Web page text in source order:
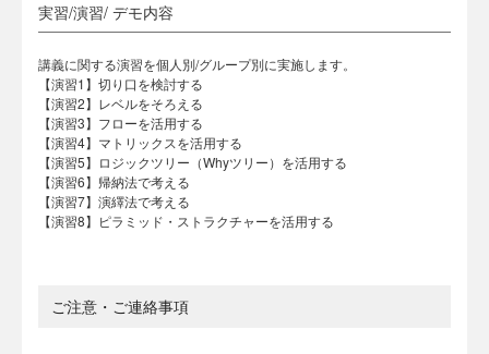
実習/演習/ デモ内容
講義に関する演習を個人別/グループ別に実施します。
【演習1】切り口を検討する
【演習2】レベルをそろえる
【演習3】フローを活用する
【演習4】マトリックスを活用する
【演習5】ロジックツリー（Whyツリー）を活用する
【演習6】帰納法で考える
【演習7】演繹法で考える
【演習8】ピラミッド・ストラクチャーを活用する
ご注意・ご連絡事項